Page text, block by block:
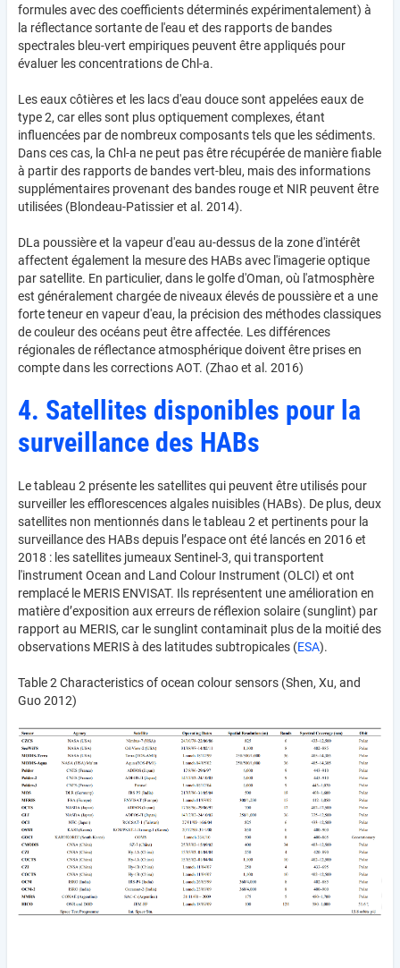
formules avec des coefficients déterminés expérimentalement) à
la réflectance sortante de l'eau et des rapports de bandes
spectrales bleu-vert empiriques peuvent être appliqués pour
évaluer les concentrations de Chl-a.
Les eaux côtières et les lacs d'eau douce sont appelées eaux de
type 2, car elles sont plus optiquement complexes, étant
influencées par de nombreux composants tels que les sédiments.
Dans ces cas, la Chl-a ne peut pas être récupérée de manière fiable
à partir des rapports de bandes vert-bleu, mais des informations
supplémentaires provenant des bandes rouge et NIR peuvent être
utilisées (Blondeau-Patissier et al. 2014).
DLa poussière et la vapeur d'eau au-dessus de la zone d'intérêt
affectent également la mesure des HABs avec l'imagerie optique
par satellite. En particulier, dans le golfe d'Oman, où l'atmosphère
est généralement chargée de niveaux élevés de poussière et a une
forte teneur en vapeur d'eau, la précision des méthodes classiques
de couleur des océans peut être affectée. Les différences
régionales de réflectance atmosphérique doivent être prises en
compte dans les corrections AOT. (Zhao et al. 2016)
4. Satellites disponibles pour la
surveillance des HABs
Le tableau 2 présente les satellites qui peuvent être utilisés pour
surveiller les efflorescences algales nuisibles (HABs). De plus, deux
satellites non mentionnés dans le tableau 2 et pertinents pour la
surveillance des HABs depuis l’espace ont été lancés en 2016 et
2018 : les satellites jumeaux Sentinel-3, qui transportent
l'instrument Ocean and Land Colour Instrument (OLCI) et ont
remplacé le MERIS ENVISAT. Ils représentent une amélioration en
matière d’exposition aux erreurs de réflexion solaire (sunglint) par
rapport au MERIS, car le sunglint contaminait plus de la moitié des
observations MERIS à des latitudes subtropicales (ESA).
Table 2 Characteristics of ocean colour sensors (Shen, Xu, and
Guo 2012)